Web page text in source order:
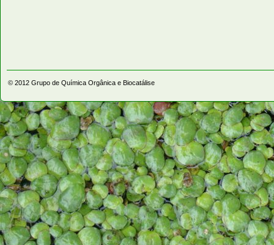
© 2012 Grupo de Química Orgânica e Biocatálise